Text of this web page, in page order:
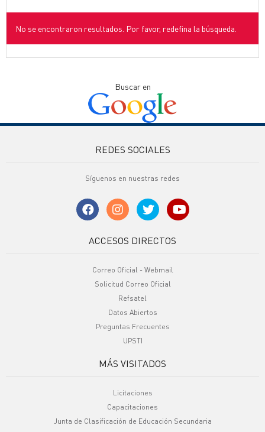
No se encontraron resultados. Por favor, redefina la búsqueda.
Buscar en
REDES SOCIALES
Síguenos en nuestras redes
ACCESOS DIRECTOS
Correo Oficial - Webmail
Solicitud Correo Oficial
Refsatel
Datos Abiertos
Preguntas Frecuentes
UPSTI
MÁS VISITADOS
Licitaciones
Capacitaciones
Junta de Clasificación de Educación Secundaria